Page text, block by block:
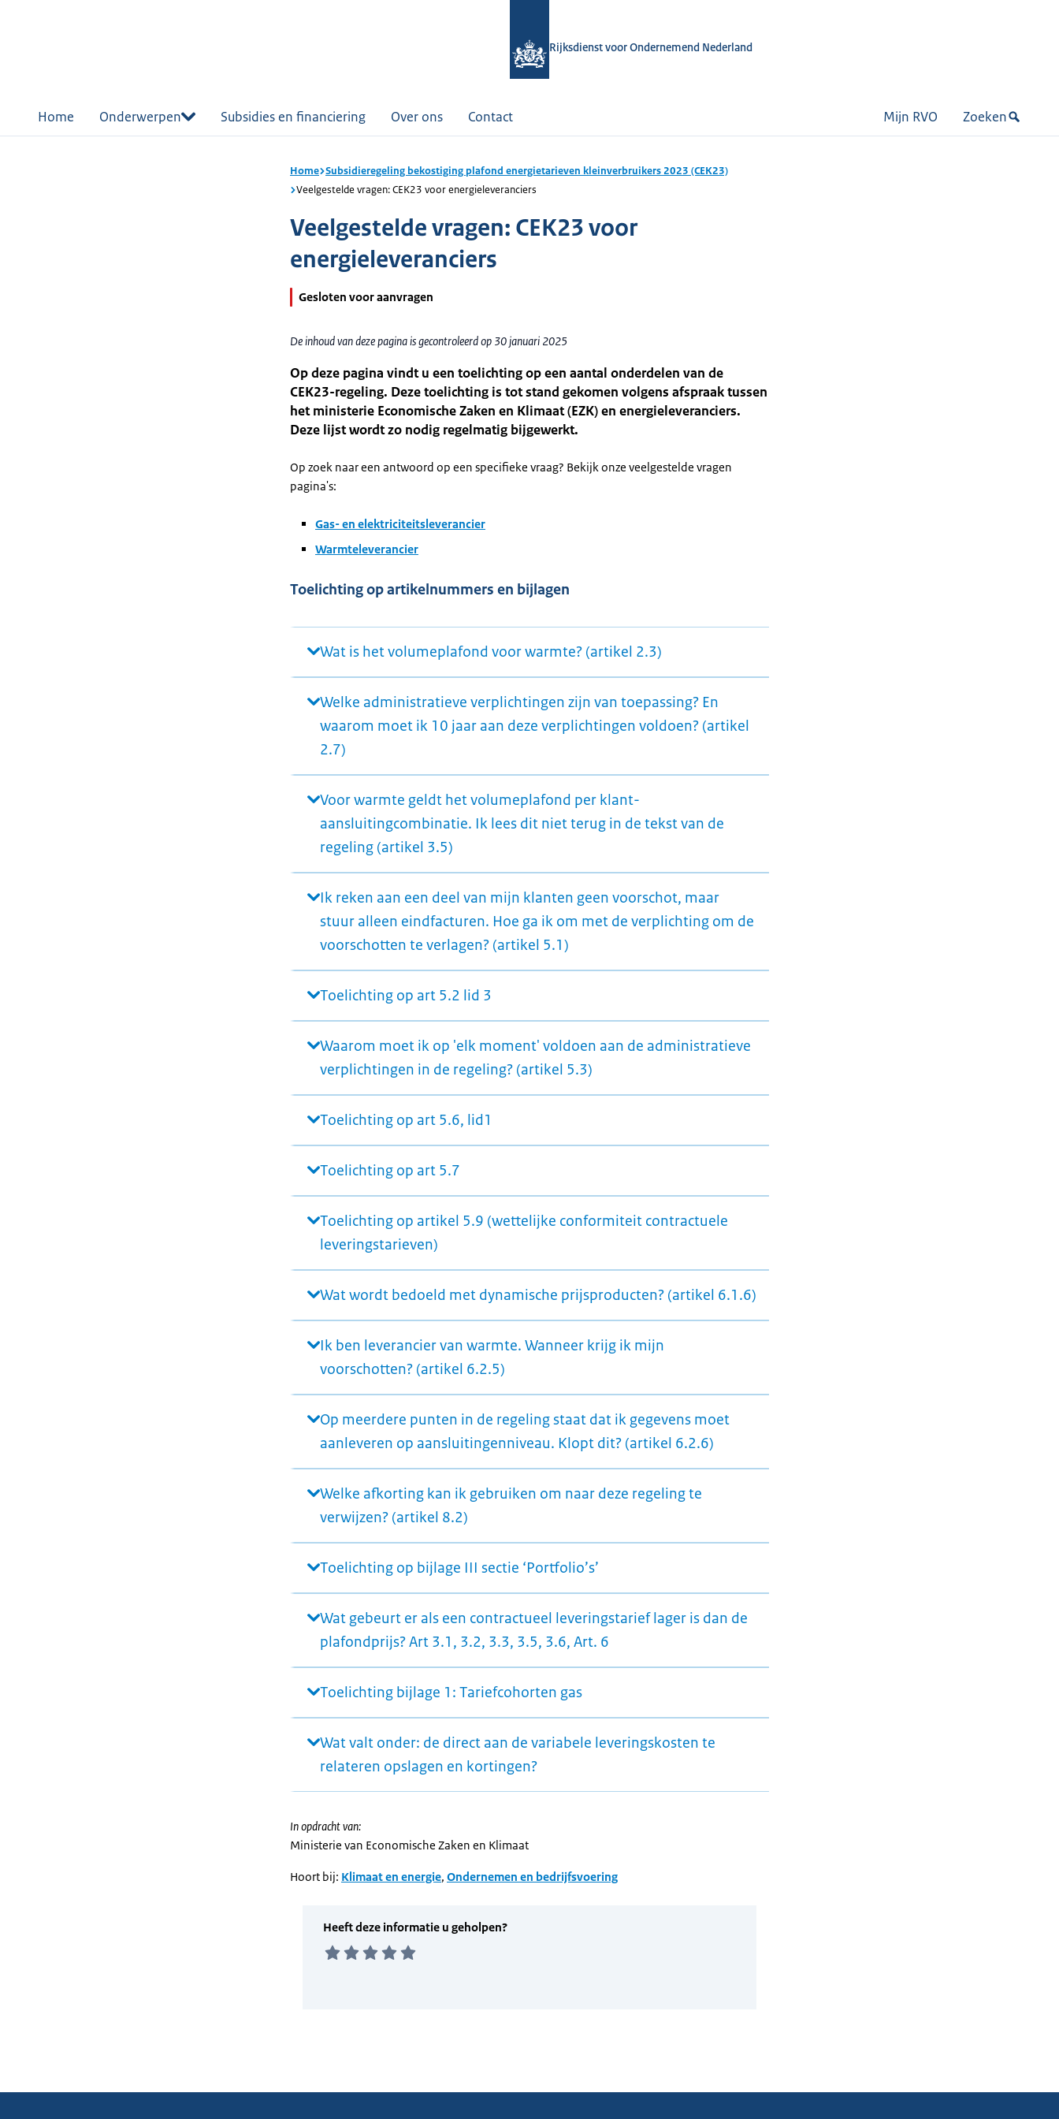
Rijksdienst voor Ondernemend Nederland
Home Onderwerpen Subsidies en financiering Over ons Contact Mijn RVO Zoeken
Home Subsidieregeling bekostiging plafond energietarieven kleinverbruikers 2023 (CEK23)
Veelgestelde vragen: CEK23 voor energieleveranciers
Veelgestelde vragen: CEK23 voor
energieleveranciers
Gesloten voor aanvragen
De inhoud van deze pagina is gecontroleerd op 30 januari 2025
Op deze pagina vindt u een toelichting op een aantal onderdelen van de
CEK23-regeling. Deze toelichting is tot stand gekomen volgens afspraak tussen
het ministerie Economische Zaken en Klimaat (EZK) en energieleveranciers.
Deze lijst wordt zo nodig regelmatig bijgewerkt.
Op zoek naar een antwoord op een specifieke vraag? Bekijk onze veelgestelde vragen
pagina's:
Gas- en elektriciteitsleverancier
Warmteleverancier
Toelichting op artikelnummers en bijlagen
Wat is het volumeplafond voor warmte? (artikel 2.3)
Welke administratieve verplichtingen zijn van toepassing? En
waarom moet ik 10 jaar aan deze verplichtingen voldoen? (artikel
2.7)
Voor warmte geldt het volumeplafond per klant-
aansluitingcombinatie. Ik lees dit niet terug in de tekst van de
regeling (artikel 3.5)
Ik reken aan een deel van mijn klanten geen voorschot, maar
stuur alleen eindfacturen. Hoe ga ik om met de verplichting om de
voorschotten te verlagen? (artikel 5.1)
Toelichting op art 5.2 lid 3
Waarom moet ik op 'elk moment' voldoen aan de administratieve
verplichtingen in de regeling? (artikel 5.3)
Toelichting op art 5.6, lid1
Toelichting op art 5.7
Toelichting op artikel 5.9 (wettelijke conformiteit contractuele
leveringstarieven)
Wat wordt bedoeld met dynamische prijsproducten? (artikel 6.1.6)
Ik ben leverancier van warmte. Wanneer krijg ik mijn
voorschotten? (artikel 6.2.5)
Op meerdere punten in de regeling staat dat ik gegevens moet
aanleveren op aansluitingenniveau. Klopt dit? (artikel 6.2.6)
Welke afkorting kan ik gebruiken om naar deze regeling te
verwijzen? (artikel 8.2)
Toelichting op bijlage III sectie ‘Portfolio’s’
Wat gebeurt er als een contractueel leveringstarief lager is dan de
plafondprijs? Art 3.1, 3.2, 3.3, 3.5, 3.6, Art. 6
Toelichting bijlage 1: Tariefcohorten gas
Wat valt onder: de direct aan de variabele leveringskosten te
relateren opslagen en kortingen?
In opdracht van:
Ministerie van Economische Zaken en Klimaat
Hoort bij: Klimaat en energie, Ondernemen en bedrijfsvoering